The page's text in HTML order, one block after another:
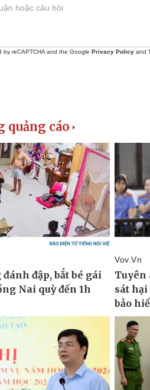
by reCAPTCHA and the Google Privacy Policy and